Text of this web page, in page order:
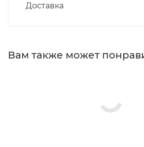
Доставка
Вам также может